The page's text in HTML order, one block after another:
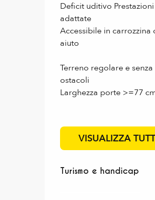
Deficit uditivo Prestazioni
adattate
Accessibile in carrozzina
aiuto
Terreno regolare e senza
ostacoli
Larghezza porte >=77
VISUALIZZA
Turismo e handicap
Turismo e handicap